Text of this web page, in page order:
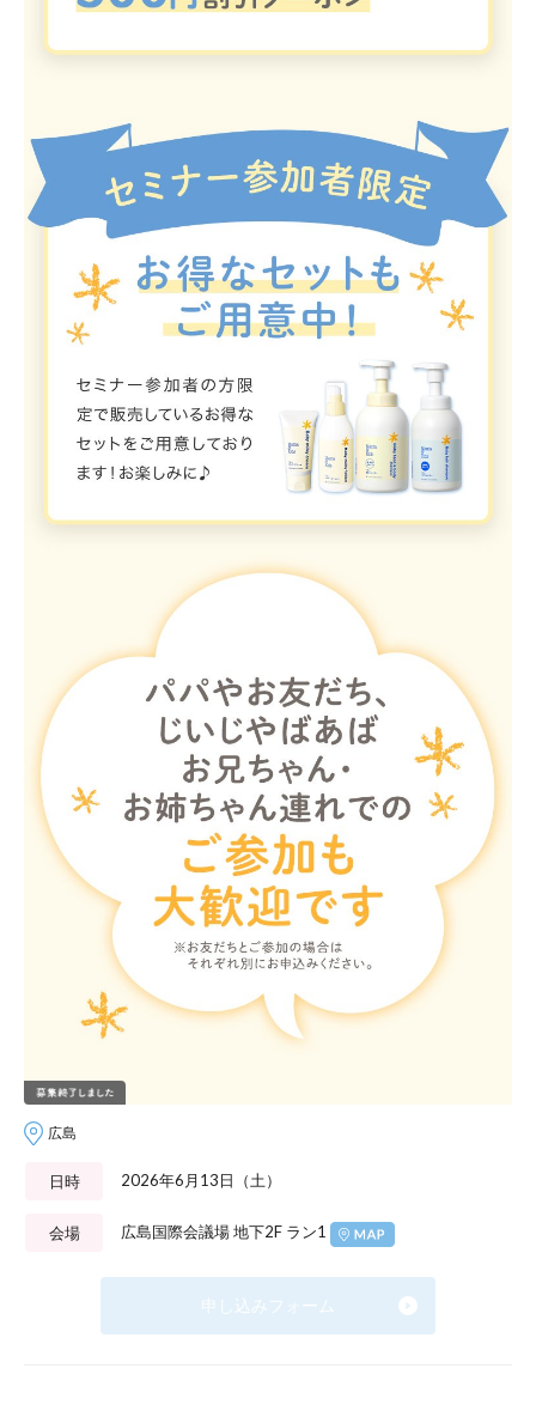
広島
日時 2026年6月13日（土）
会場 広島国際会議場 地下2F ラン1
申し込みフォーム